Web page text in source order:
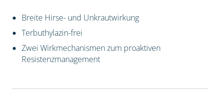
Breite Hirse- und Unkrautwirkung
Terbuthylazin-frei
Zwei Wirkmechanismen zum proaktiven
Resistenzmanagement